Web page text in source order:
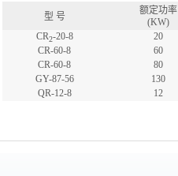
型 号
额定功率
(KW)
CR2-20-8 20
CR-60-8
60
CR-60-8
80
GY-87-56
130
QR-12-8
12